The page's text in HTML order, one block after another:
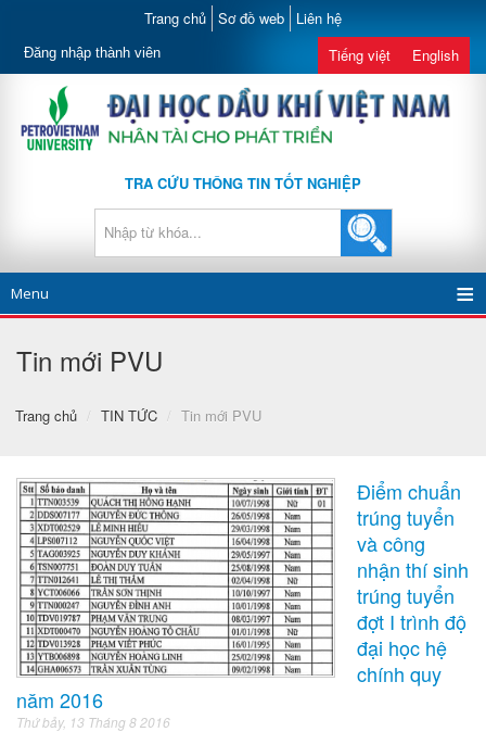
Trang chủ Sơ đồ web Liên hệ
Đăng nhập thành viên Tiếng việt English
TRA CỨU THÔNG TIN TỐT NGHIỆP
Menu
Tin mới PVU
Trang chủ / TIN TỨC / Tin mới PVU
Điểm chuẩn
trúng tuyển
và công
nhận thí sinh
trúng tuyển
đợt I trình độ
đại học hệ
chính quy
năm 2016
Thứ bảy, 13 Tháng 8 2016